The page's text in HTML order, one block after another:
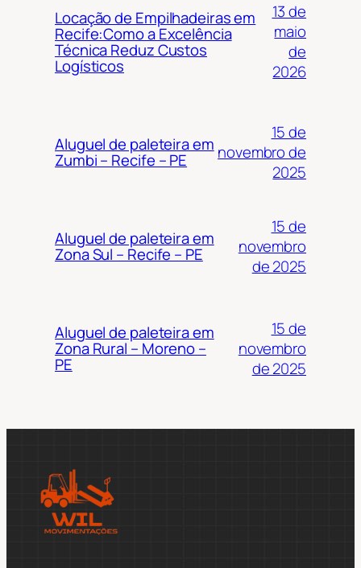
Locação de Empilhadeiras em
Recife:Como a Excelência
Técnica Reduz Custos
Logísticos
13 de
maio
de
2026
Aluguel de paleteira em
Zumbi – Recife – PE
15 de
novembro de
2025
Aluguel de paleteira em
Zona Sul – Recife – PE
15 de
novembro
de 2025
Aluguel de paleteira em
Zona Rural – Moreno –
PE
15 de
novembro
de 2025